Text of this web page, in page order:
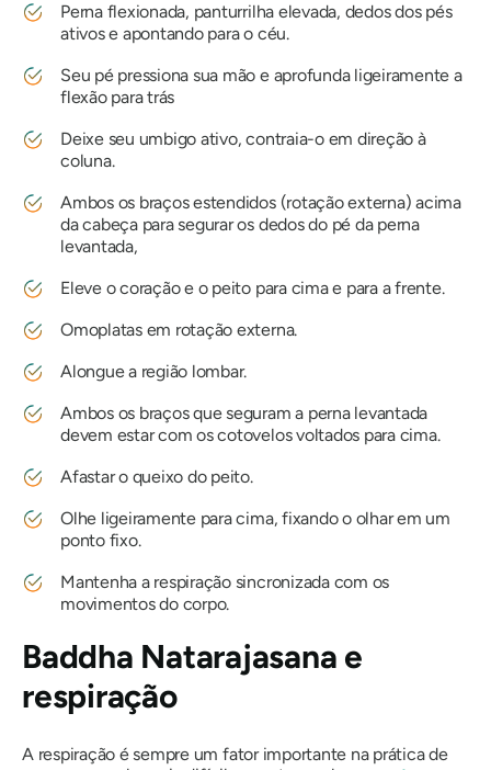
Perna flexionada, panturrilha elevada, dedos dos pés
ativos e apontando para o céu.
Seu pé pressiona sua mão e aprofunda ligeiramente a
flexão para trás
Deixe seu umbigo ativo, contraia-o em direção à
coluna.
Ambos os braços estendidos (rotação externa) acima
da cabeça para segurar os dedos do pé da perna
levantada,
Eleve o coração e o peito para cima e para a frente.
Omoplatas em rotação externa.
Alongue a região lombar.
Ambos os braços que seguram a perna levantada
devem estar com os cotovelos voltados para cima.
Afastar o queixo do peito.
Olhe ligeiramente para cima, fixando o olhar em um
ponto fixo.
Mantenha a respiração sincronizada com os
movimentos do corpo.
Baddha Natarajasana e
respiração
A respiração é sempre um fator importante na prática de